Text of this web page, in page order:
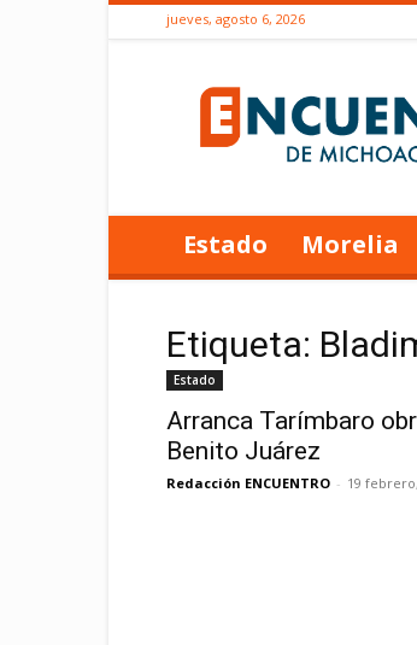
jueves, agosto 6, 2026
de
Estado Morelia
Etiqueta:
Estado
Arranca Tarímbaro
Benito Juárez
Redacción ENCUENTRO - 19